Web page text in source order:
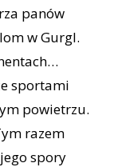
panów
w Gurgl.
sportami
powietrzu.
razem
spory